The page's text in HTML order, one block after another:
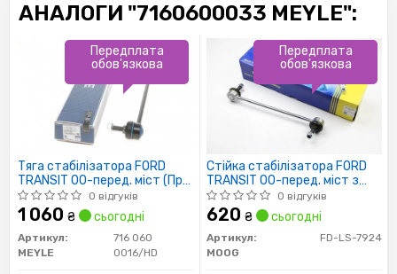
АНАЛОГИ "7160600033 MEYLE":
Тяга стабілізатора FORD
TRANSIT 00-перед. міст (Пр-
во MEYLE)
0 відгуків
1 060 ₴ сьогодні
Артикул:
716 060
0016/HD
MEYLE
Передплата
обов'язкова
Стійка стабілізатора FORD
TRANSIT 00-перед. міст з
двох сторін (пр-во-MOOG)
0 відгуків
620 ₴ сьогодні
Артикул:
FD-LS-7924
MOOG
Передплата
обов'язкова